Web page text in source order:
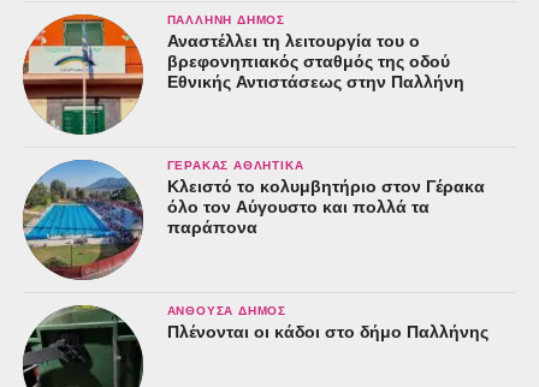
ΠΑΛΛΉΝΗ ΔΉΜΟΣ
Αναστέλλει τη λειτουργία του ο
βρεφονηπιακός σταθμός της οδού
Εθνικής Αντιστάσεως στην Παλλήνη
ΓΈΡΑΚΑΣ ΑΘΛΗΤΙΚΆ
Κλειστό το κολυμβητήριο στον Γέρακα
όλο τον Αύγουστο και πολλά τα
παράπονα
ΑΝΘΟΎΣΑ ΔΉΜΟΣ
Πλένονται οι κάδοι στο δήμο Παλλήνης